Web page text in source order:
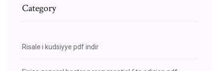
Category
Risale i kudsiyye pdf indir